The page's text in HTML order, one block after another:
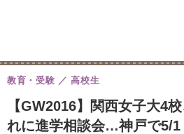
【GW2016】関西女子大4
れに進学相談会…神戸で5/1
教育・受験 高校生